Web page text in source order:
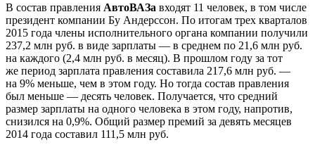
В состав правления АвтоВАЗа входят 11 человек, в том числе
президент компании Бу Андерссон. По итогам трех кварталов
2015 года члены исполнительного органа компании получили
237,2 млн руб. в виде зарплаты — в среднем по 21,6 млн руб.
на каждого (2,4 млн руб. в месяц). В прошлом году за тот
же период зарплата правления составила 217,6 млн руб. —
на 9% меньше, чем в этом году. Но тогда состав правления
был меньше — десять человек. Получается, что средний
размер зарплаты на одного человека в этом году, напротив,
снизился на 0,9%. Общий размер премий за девять месяцев
2014 года составил 111,5 млн руб.